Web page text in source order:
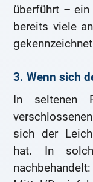
überführt – ein
bereits viele
3. Wenn sich
In seltenen
sich der
hat. In